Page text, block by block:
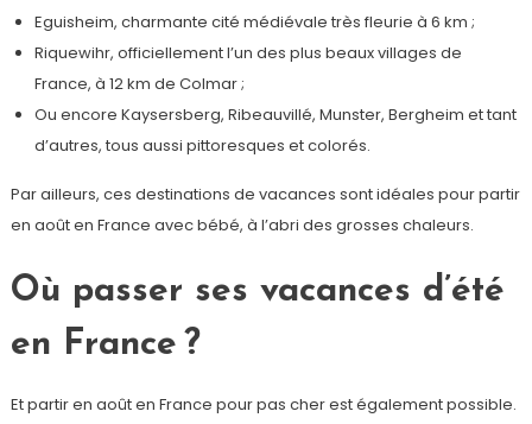
Eguisheim, charmante cité médiévale très fleurie à 6 km ;
Riquewihr, officiellement l’un des plus beaux villages de
France, à 12 km de Colmar ;
Ou encore Kaysersberg, Ribeauvillé, Munster, Bergheim et tant
d’autres, tous aussi pittoresques et colorés.
Par ailleurs, ces destinations de vacances sont idéales pour partir
en août en France avec bébé, à l’abri des grosses chaleurs.
Où passer ses vacances d’été
en France ?
Et partir en août en France pour pas cher est également possible.